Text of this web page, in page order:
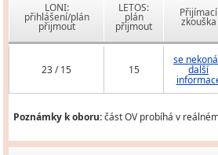
LONI:
přihlášení/plán
přijmout
LETOS:
plán
přijmout
Přijímací
zkouška
23 / 15 15
se
další
Poznámky k oboru:část OV probíhá v